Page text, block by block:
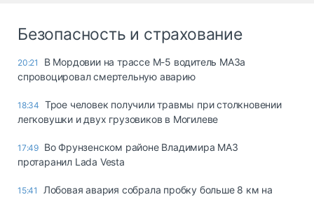
Безопасность и страхование
20:21
В Мордовии на трассе М-5 водитель МАЗа
спровоцировал смертельную аварию
18:34 Трое человек получили травмы при столкновении
легковушки и двух грузовиков в Могилеве
17:49 Во Фрунзенском районе Владимира МАЗ
протаранил Lada Vesta
15:41
Лобовая авария собрала пробку больше 8 км на